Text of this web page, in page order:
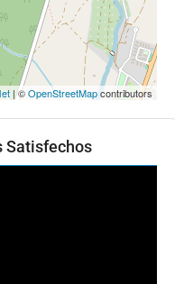
| ©OpenStreetMapcontributors
Satisfechos